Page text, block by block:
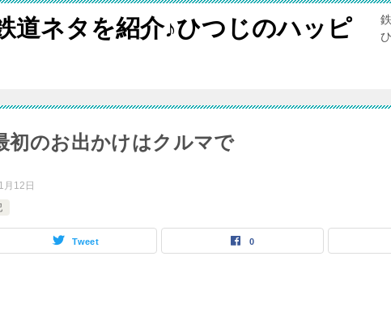
道ネタを紹介♪ひつじのハッピ
初のお出かけはクルマで
月12日
Tweet 0